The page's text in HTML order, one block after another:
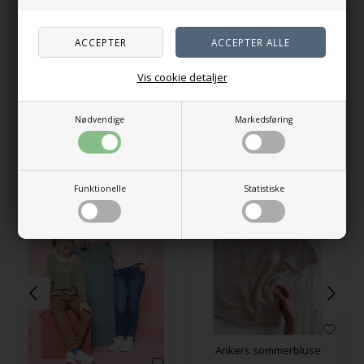
Nødvendige Markedsføring
Funktionelle Statistiske
Vis cookie detaljer
Se klassifikationen af sværhedsgrad her.
Den beige Rigmors Sommerbluse er strikket i Duo fra
Sandnes Garn i farven 3011 Mandelhvid.
Relaterede produkter
Ankers sommerbluse